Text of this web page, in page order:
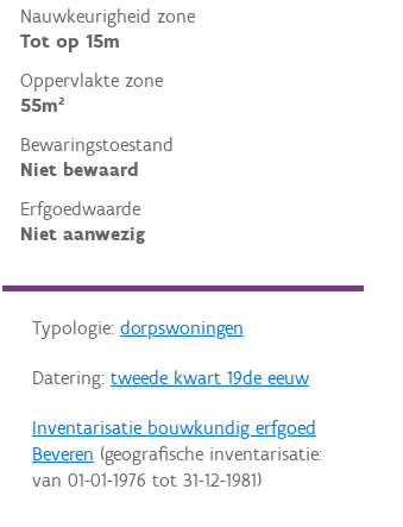
Nauwkeurigheid zone
Tot op 15m
Oppervlakte zone
55m²
Bewaringstoestand
Niet bewaard
Erfgoedwaarde
Niet aanwezig
Typologie: dorpswoningen
Datering: tweede kwart 19de eeuw
Inventarisatie bouwkundig erfgoed
Beveren (geografische inventarisatie:
van 01-01-1976 tot 31-12-1981)